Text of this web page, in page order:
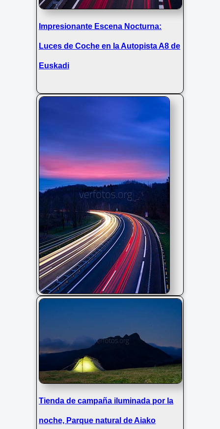
Impresionante Escena Nocturna:
Luces de Coche en la Autopista A8 de
Euskadi
Luces de coche en la A15 por la
Tienda de campaña iluminada por la
noche, Parque natural de Aiako